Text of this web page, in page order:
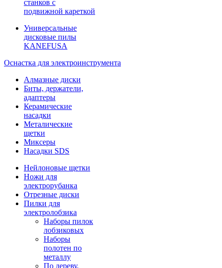
станков с
подвижной кареткой
Универсальные
дисковые пилы
KANEFUSA
Оснастка для электроинструмента
Алмазные диски
Биты, держатели,
адаптеры
Керамические
насадки
Металические
щетки
Миксеры
Насадки SDS
Нейлоновые щетки
Ножи для
электрорубанка
Отрезные диски
Пилки для
электролобзика
Наборы пилок
лобзиковых
Наборы
полотен по
металлу
По дереву,